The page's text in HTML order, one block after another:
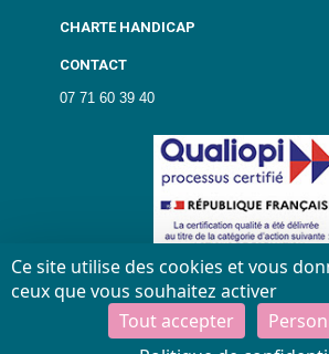
Ce site utilise des cookies et vous
ceux que vous souhaitez activer
Tout accepter
CHARTE HANDICAP
CONTACT
07 71 60 39 40
© Tous droits réservés | Mentions